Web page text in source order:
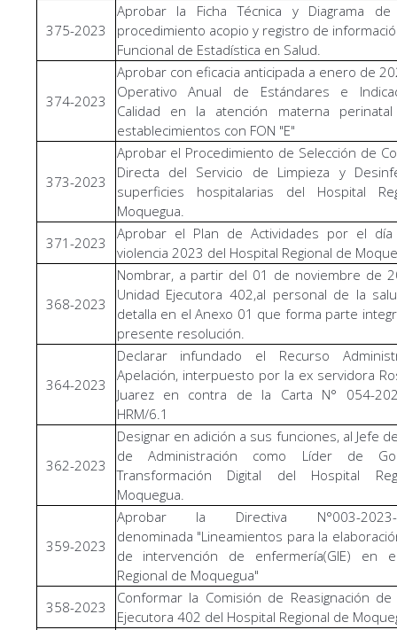
375-2023
Aprobar la Ficha Técnica y Diagrama
procedimiento acopio y registro de
Funcional de Estadística en Salud.
374-2023
Aprobar con eficacia anticipada a enero de
Operativo Anual de Estándares e
Calidad en la atención materna
establecimientos con FON "E"
373-2023
Aprobar el Procedimiento de Selección de
Directa del Servicio de Limpieza y
superficies hospitalarias del Hospital
Moquegua.
371-2023
Aprobar el Plan de Actividades por el
violencia 2023 del Hospital Regional de
368-2023
Nombrar, a partir del 01 de noviembre de
Unidad Ejecutora 402,al personal de la
detalla en el Anexo 01 que forma parte
presente resolución.
364-2023
Declarar infundado el Recurso
Apelación, interpuesto por la ex servidora
Juarez en contra de la Carta N° 054-
HRM/6.1
362-2023
Designar en adición a sus funciones, al Jefe
de Administración como Líder de
Transformación Digital del Hospital
Moquegua.
359-2023
Aprobar la Directiva N°003-2023-
denominada "Lineamientos para la
de intervención de enfermería(GIE) en
Regional de Moquegua"
358-2023
Conformar la Comisión de Reasignación
Ejecutora 402 del Hospital Regional de